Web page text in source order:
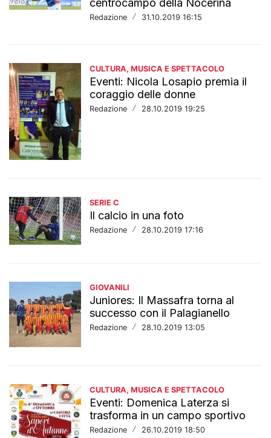
centrocampo della Nocerina
Redazione / 31.10.2019 16:15
CULTURA, MUSICA E SPETTACOLO
Eventi: Nicola Losapio premia il
coraggio delle donne
Redazione / 28.10.2019 19:25
SERIE C
Il calcio in una foto
Redazione / 28.10.2019 17:16
GIOVANILI
Juniores: Il Massafra torna al
successo con il Palagianello
Redazione / 28.10.2019 13:05
CULTURA, MUSICA E SPETTACOLO
Eventi: Domenica Laterza si
trasforma in un campo sportivo
Redazione / 26.10.2019 18:50